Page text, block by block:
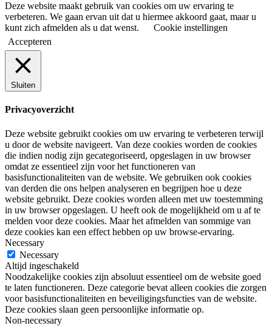
Deze website maakt gebruik van cookies om uw ervaring te
verbeteren. We gaan ervan uit dat u hiermee akkoord gaat, maar u
kunt zich afmelden als u dat wenst.
Cookie instellingen
Accepteren
Sluiten
Privacyoverzicht
Deze website gebruikt cookies om uw ervaring te verbeteren terwijl
u door de website navigeert. Van deze cookies worden de cookies
die indien nodig zijn gecategoriseerd, opgeslagen in uw browser
omdat ze essentieel zijn voor het functioneren van
basisfunctionaliteiten van de website. We gebruiken ook cookies
van derden die ons helpen analyseren en begrijpen hoe u deze
website gebruikt. Deze cookies worden alleen met uw toestemming
in uw browser opgeslagen. U heeft ook de mogelijkheid om u af te
melden voor deze cookies. Maar het afmelden van sommige van
deze cookies kan een effect hebben op uw browse-ervaring.
Necessary
Necessary
Altijd ingeschakeld
Noodzakelijke cookies zijn absoluut essentieel om de website goed
te laten functioneren. Deze categorie bevat alleen cookies die zorgen
voor basisfunctionaliteiten en beveiligingsfuncties van de website.
Deze cookies slaan geen persoonlijke informatie op.
Non-necessary